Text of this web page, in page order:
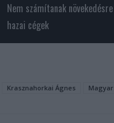
Nem számítanak
hazai cégek
Krasznahorkai Ágnes